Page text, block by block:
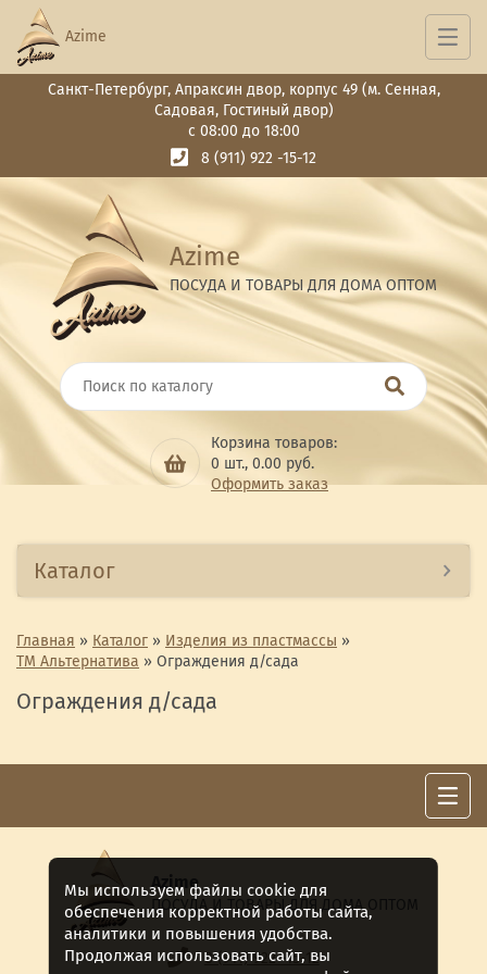
Санкт-Петербург, Апраксин двор, корпус 49 (м. Сенная,
Садовая, Гостиный двор)
с 08:00 до 18:00
8 (911) 922 -15-12
Azime
ПОСУДА И ТОВАРЫ ДЛЯ ДОМА ОПТОМ
Корзина товаров:
0 шт., 0.00 руб.
Оформить заказ
Azime
Каталог
Главная » Каталог » Изделия из пластмассы »
ТМ Альтернатива » Ограждения д/сада
Ограждения д/сада
Azime
ПОСУДА И ТОВАРЫ ДЛЯ ДОМА ОПТОМ
8 (911) 922 -15-12
Мы используем файлы cookie для
обеспечения корректной работы сайта,
аналитики и повышения удобства.
Продолжая использовать сайт, вы